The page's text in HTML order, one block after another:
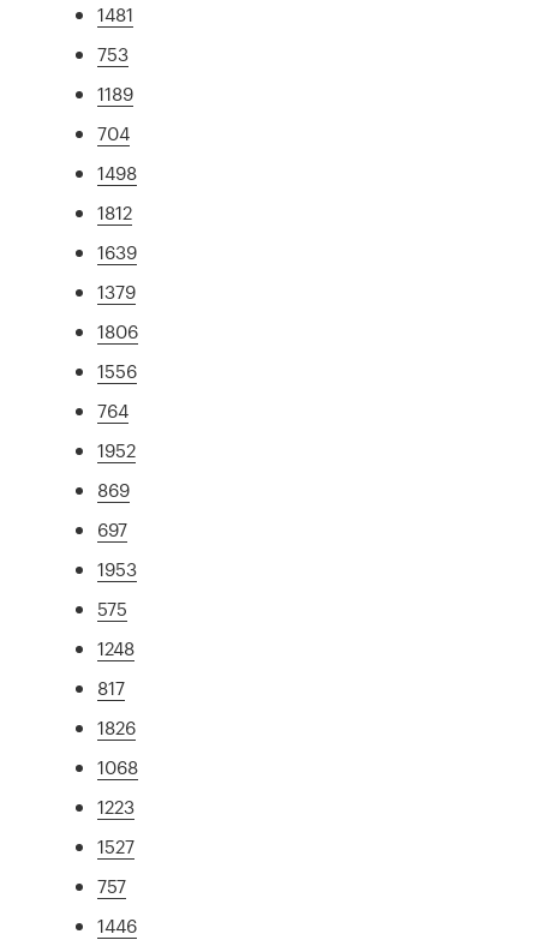
1481
753
1189
704
1498
1812
1639
1379
1806
1556
764
1952
869
697
1953
575
1248
817
1826
1068
1223
1527
757
1446